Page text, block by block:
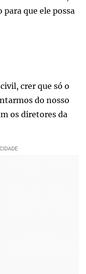
que ele possa
crer que só o
do nosso
os diretores da